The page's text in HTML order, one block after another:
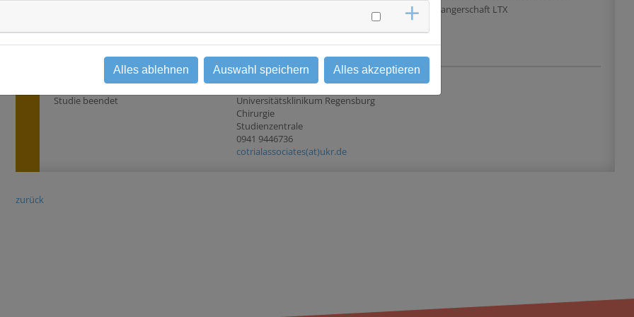
Studientyp
Beobachtungsstudie
Schwangerschaft LTX
Studie beendet
Ansprechpartner & Kontakt
Universitätsklinikum Regensburg
Chirurgie
Studienzentrale
0941 9446736
cotrialassociates(at)ukr.de
zurück
Alles ablehnen Auswahl speichern Alles akzeptieren